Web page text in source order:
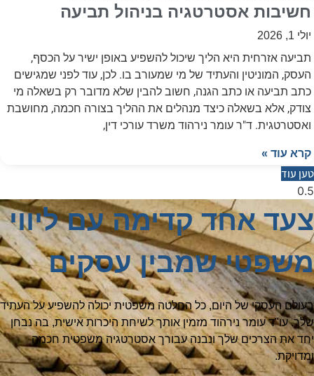
חשיבות אסטרטגיה בניהול תביעה
יולי 1, 2026
תביעה אזרחית היא הליך שיכול להשפיע באופן ישיר על הכסף,
העסק, המוניטין והעתיד של מי שמעורב בו. לכן, עוד לפני שמגישים
כתב תביעה או כתב הגנה, חשוב להבין שלא מדובר רק בשאלה מי
צודק, אלא בשאלה כיצד מנהלים את ההליך בצורה חכמה, מחושבת
ואסטרטגית. ד"ר עומר נירהוד משרד עורכי דין,
קרא עוד »
טען עוד
צעד אחד קדימה עם ליווי
משפטי שמבין עסקים
בעולם העסקי של היום, כל החלטה משפטית יכולה להשפיע על העתיד
שלך. עו"ד עומר נירהוד מזמין אותך לשיחת היכרות אישית, בה נבחן
יחד את הצרכים שלך ונבנה עבורך אסטרטגיה משפטית חכמה
ומדויקת.